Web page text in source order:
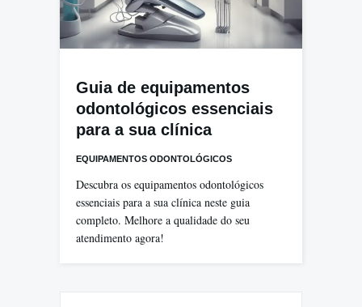
Guia de equipamentos
odontológicos essenciais
para a sua clínica
EQUIPAMENTOS ODONTOLÓGICOS
Descubra os equipamentos odontológicos
essenciais para a sua clínica neste guia
completo. Melhore a qualidade do seu
atendimento agora!